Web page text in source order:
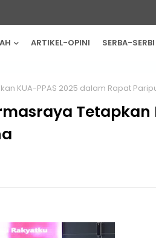
ARTIKEL-OPINI SERBA-SERBI
KUA-PPAS 2025 dalam Rapat
Tetapkan